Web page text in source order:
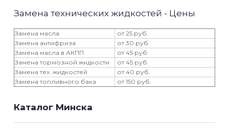
Замена технических жидкостей - Цены
Замена масла
от 25 руб.
Замена антифриза
от 30 руб.
Замена масла в АКПП
от 45 руб.
Замена тормозной жидкости
от 45 руб.
Замена тех. жидкостей
от 40 руб.
Замена топливного бака
от 150 руб.
Каталог Минска